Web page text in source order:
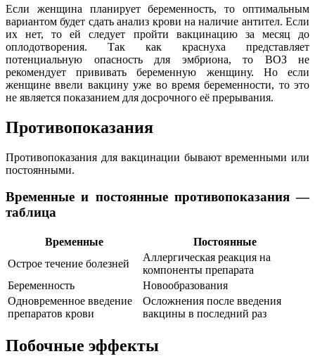
Если женщина планирует беременность, то оптимальным
вариантом будет сдать анализ крови на наличие антител. Если
их нет, то ей следует пройти вакцинацию за месяц до
оплодотворения. Так как краснуха представляет
потенциальную опасность для эмбриона, то ВОЗ не
рекомендует прививать беременную женщину. Но если
женщине ввели вакцину уже во время беременности, то это
не является показанием для досрочного её прерывания.
Противопоказания
Противопоказания для вакцинации бывают временными или
постоянными.
Временные и постоянные противопоказания —
таблица
Временные
Постоянные
Острое течение болезней
Аллергическая реакция на
компоненты препарата
Беременность
Новообразования
Одновременное введение
препаратов крови
Осложнения после введения
вакцины в последний раз
Побочные эффекты